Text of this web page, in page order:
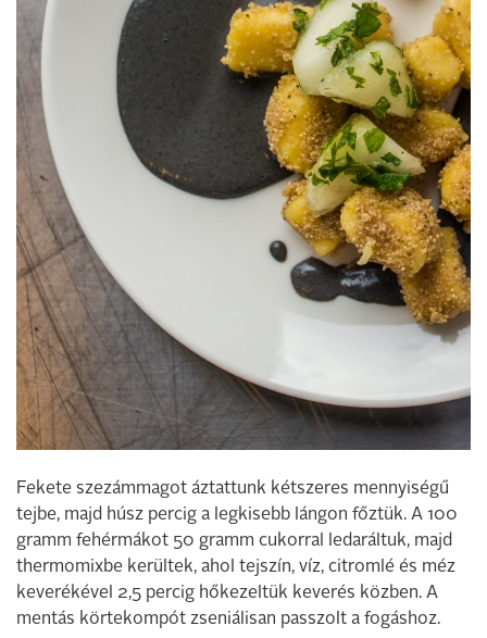
Fekete szezámmagot áztattunk kétszeres mennyiségű
tejbe, majd húsz percig a legkisebb lángon főztük. A 100
gramm fehérmákot 50 gramm cukorral ledaráltuk, majd
thermomixbe kerültek, ahol tejszín, víz, citromlé és méz
keverékével 2,5 percig hőkezeltük keverés közben. A
mentás körtekompót zseniálisan passzolt a fogáshoz.